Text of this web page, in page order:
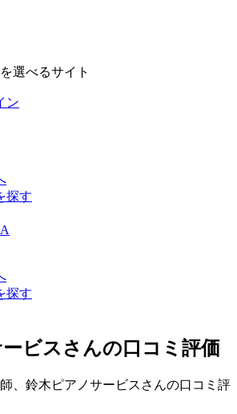
選べるサイト
ン
探す
探す
ビスさんの口コミ評価
、鈴木ピアノサービスさんの口コミ評